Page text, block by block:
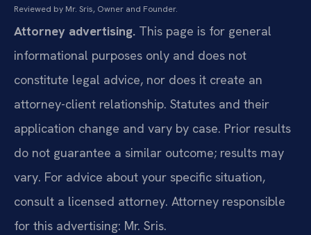
Reviewed by Mr. Sris, Owner and Founder.
Attorney advertising. This page is for general
informational purposes only and does not
constitute legal advice, nor does it create an
attorney-client relationship. Statutes and their
application change and vary by case. Prior results
do not guarantee a similar outcome; results may
vary. For advice about your specific situation,
consult a licensed attorney. Attorney responsible
for this advertising: Mr. Sris.